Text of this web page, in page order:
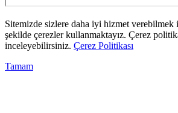
Sitemizde sizlere daha iyi hizmet
şekilde çerezler kullanmaktayız. Çerez
inceleyebilirsiniz. Çerez Politikası
Tamam